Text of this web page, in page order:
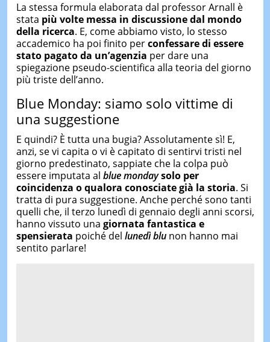
La stessa formula elaborata dal professor Arnall è
stata più volte messa in discussione dal mondo
della ricerca. E, come abbiamo visto, lo stesso
accademico ha poi finito perconfessare di essere
stato pagato da un’agenzia per dare una
spiegazione pseudo-scientifica alla teoria del giorno
più triste dell’anno.
Blue Monday: siamo solo vittime di
una suggestione
E quindi? È tutta una bugia? Assolutamente sì! E,
anzi, se vi capita o vi è capitato di sentirvi tristi nel
giorno predestinato, sappiate che la colpa può
essere imputata al blue mondaysolo per
coincidenza o qualora conosciate già la storia. Si
tratta di pura suggestione. Anche perché sono tanti
quelli che, il terzo lunedì di gennaio degli anni scorsi,
hanno vissuto una giornata fantastica e
spensierata poiché del lunedì blu non hanno mai
sentito parlare!